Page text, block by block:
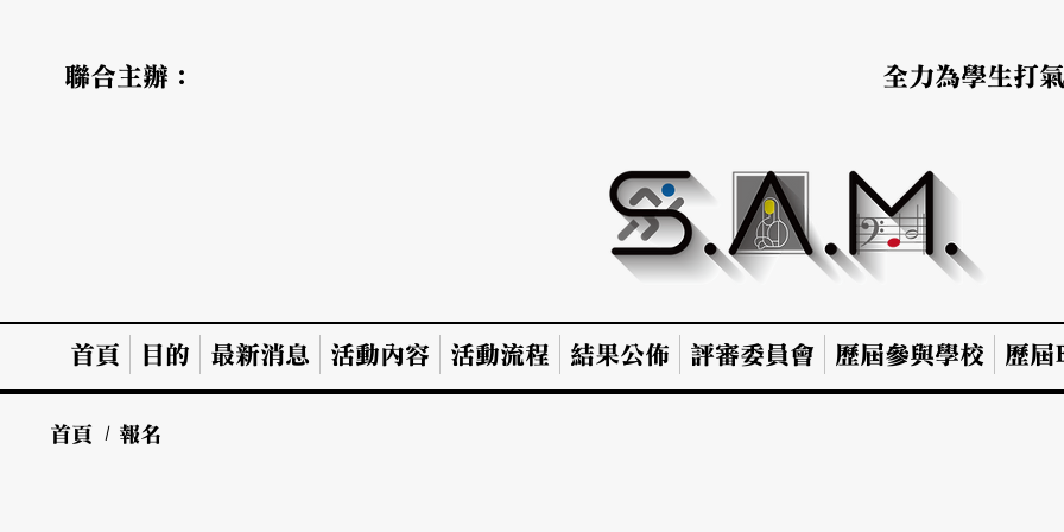
聯合主辦： 全力為學生打
首頁 目的 最新消息 活動內容 活動流程 結果公佈 評審委員會 歷屆參與學校 歷屆
首頁 / 報名